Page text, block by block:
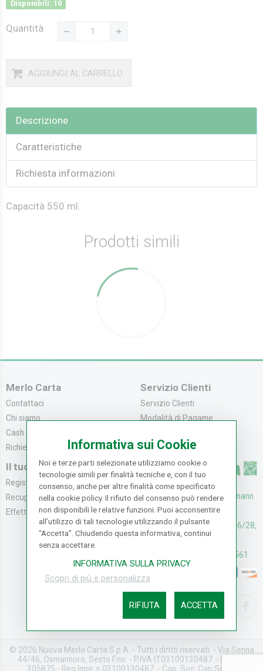
Disponibili: 10
Quantità
AGGIUNGI AL CARRELLO
Descrizione
Caratteristiche
Richiesta informazioni
Capacità 550 ml.
Prodotti simili
Merlo Carta
Contattaci
Chi siamo
Cash & Carry
Richiedi catalogo
Servizio Clienti
Servizio Clienti
Modalità di Pagame...
Resi e Recessi
Il tuo Account
Registrati
Recupera la Passwo...
Effettua un Reso
UFFICI: V. Senna 44/46, Osmann
oro Sesto F.no (FI)
CASH & CARRY: V. Senna 26/28,
Osmannoro Sesto F.no (FI)
Assistenza: (+39) 055374561
© 2026 Nuova Merlo Carta S.p.A. - Tutti i diritti riservati - Via Senna
44/46, Osmannoro, Sesto F.no - P.IVA IT03100130487 - REA FI-
305875 - Reg.Impr. n.03100130487 - Cap. Soc. Cap.Soc. €
Informativa sui Cookie
Noi e terze parti selezionate utilizziamo cookie o
tecnologie simili per finalità tecniche e, con il tuo
consenso, anche per altre finalità come specificato
nella cookie policy. Il rifiuto del consenso può rendere
non disponibili le relative funzioni. Puoi acconsentire
all’utilizzo di tali tecnologie utilizzando il pulsante
“Accetta”. Chiudendo questa informativa, continui
senza accettare.
INFORMATIVA SULLA PRIVACY
Scopri di più e personalizza
RIFIUTA ACCETTA